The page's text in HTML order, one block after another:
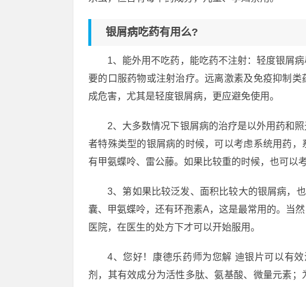
银屑病吃药有用么?
1、能外用不吃药，能吃药不注射：轻度银屑
要的口服药物或注射治疗。远离激素及免疫抑制
成危害，尤其是轻度银屑病，更应避免使用。
2、大多数情况下银屑病的治疗是以外用药和
者特殊类型的银屑病的时候，可以考虑系统用药
有甲氨蝶呤、雷公藤。如果比较重的时候，也可以
3、第如果比较泛发、面积比较大的银屑病，
囊、甲氨蝶呤，还有环孢素A，这是最常用的。当
医院，在医生的处方下才可以开始服用。
4、您好！康德乐药师为您解 迪银片可以有
剂，其有效成分为活性多肽、氨基酸、微量元素